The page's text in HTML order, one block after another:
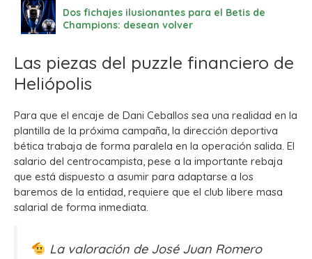
Dos fichajes ilusionantes para el Betis de
Champions: desean volver
Las piezas del puzzle financiero de
Heliópolis
Para que el encaje de Dani Ceballos sea una realidad en la
plantilla de la próxima campaña, la dirección deportiva
bética trabaja de forma paralela en la operación salida. El
salario del centrocampista, pese a la importante rebaja
que está dispuesto a asumir para adaptarse a los
baremos de la entidad, requiere que el club libere masa
salarial de forma inmediata.
La valoración de José Juan Romero